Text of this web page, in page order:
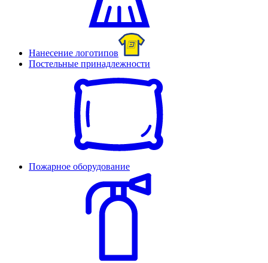
Нанесение логотипов
Постельные принадлежности
Пожарное оборудование